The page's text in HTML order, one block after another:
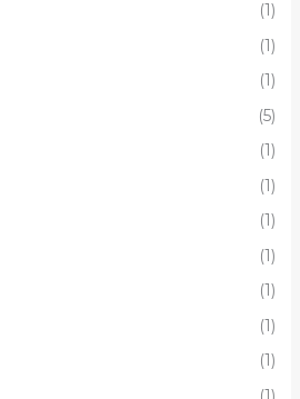
(1)
(1)
(1)
(5)
(1)
(1)
(1)
(1)
(1)
(1)
(1)